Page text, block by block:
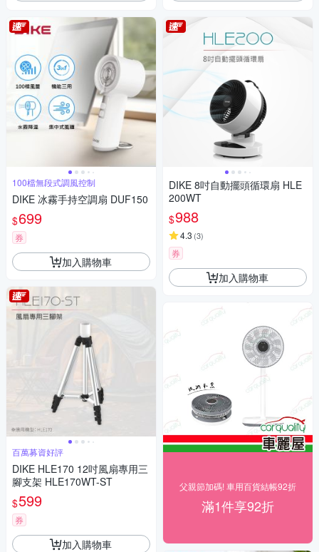
100檔無段式調風控制
DIKE 冰霧手持空調扇 DUF150
$699
券
加入購物車
百萬募資好評
DIKE HLE170 12吋風扇專用三
腳支架 HLE170WT-ST
$599
券
加入購物車
DIKE 8吋自動擺頭循環扇 HLE
200WT
$988
4.3 (3)
券
加入購物車
父親節加碼! 車用百貨結帳92折
滿1件享92折